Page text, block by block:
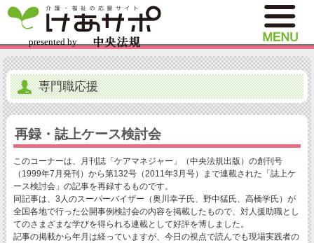
専門職応援
再録・誌上ケース検討会
このコーナーは、月刊誌「ケアマネジャー」（中央法規出版）の創刊号
（1999年7月発刊）から第132号（2011年3月号）まで連載された「誌上ケ
ース検討会」の記事を再録するものです。
同記事は、3人のスーパーバイザー（奥川幸子氏、野中猛氏、高橋学氏）が
全国各地で行った公開事例検討会の内容を掲載したもので、対人援助職とし
てのさまざまな学びを得られる連載として好評を博しました。
記事の掲載から年月は経っていますが、今日の視点で読んでも現場実践者の